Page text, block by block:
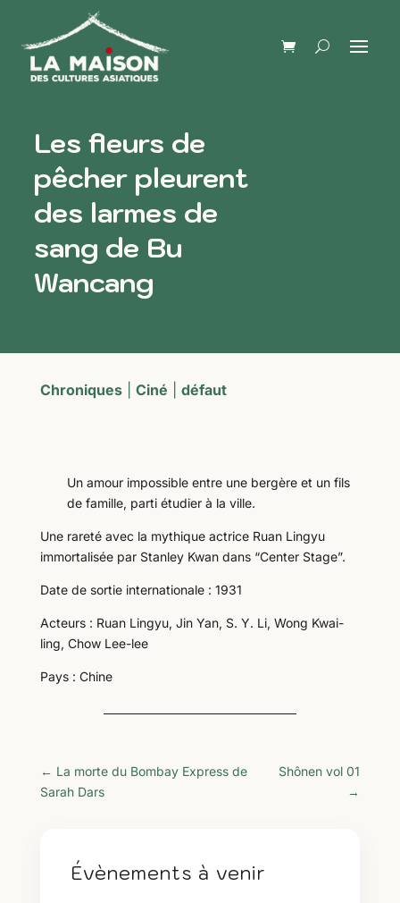
Les fleurs de
pêcher pleurent
des larmes de
sang de Bu
Wancang
Chroniques| Ciné défaut
Un amour impossible entre une bergère et un fils
de famille, parti étudier à la ville.
Une rareté avec la mythique actrice Ruan Lingyu
immortalisée par Stanley Kwan dans “Center Stage”.
Date de sortie internationale : 1931
Acteurs : Ruan Lingyu, Jin Yan, S. Y. Li, Wong Kwai-
ling, Chow Lee-lee
Pays : Chine
← La morte du Bombay Express de
Sarah Dars
Shônen vol 01
→
Évènements à venir